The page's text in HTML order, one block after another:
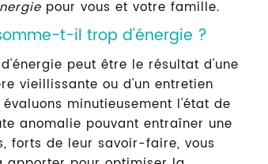
pour vous et votre famille.
t-il trop d'énergie ?
peut être le résultat d'une
vieillissante ou d'un entretien
évaluons minutieusement l'état de
anomalie pouvant entraîner une
forts de leur savoir-faire, vous